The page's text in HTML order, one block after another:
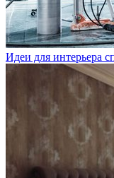
Идеи для интерьера